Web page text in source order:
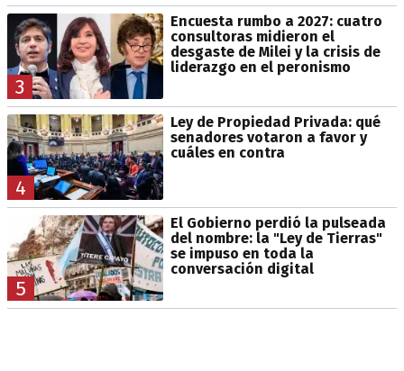
3
Encuesta rumbo a 2027: cuatro
consultoras midieron el
desgaste de Milei y la crisis de
liderazgo en el peronismo
4
Ley de Propiedad Privada: qué
senadores votaron a favor y
cuáles en contra
5
El Gobierno perdió la pulseada
del nombre: la "Ley de Tierras"
se impuso en toda la
conversación digital